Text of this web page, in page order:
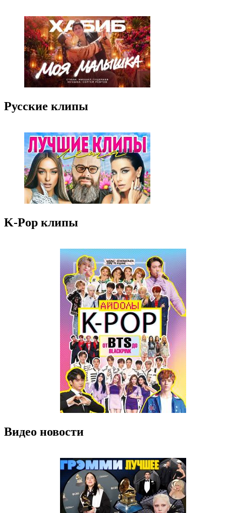
Русские клипы
K-Pop клипы
Видео новости